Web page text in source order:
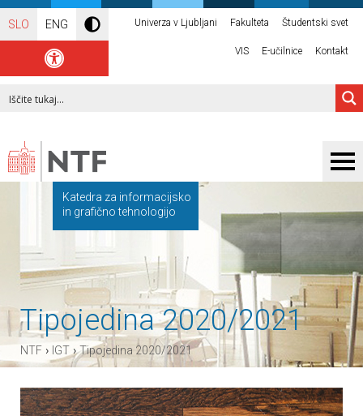
SLO ENG Univerza v Ljubljani Fakulteta Študentski svet
VIS E-učilnice Kontakt
Katedra za informacijsko
in grafično tehnologijo
Tipojedina 2020/2021
NTF › IGT ›Tipojedina 2020/2021